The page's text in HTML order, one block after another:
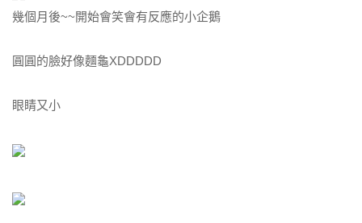
幾個月後~~開始會笑會有反應的小企鵝
圓圓的臉好像麵龜XDDDDD
眼睛又小